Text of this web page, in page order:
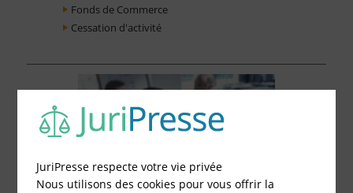
Fonds de Commerce
Cessation d'activité
JuriPresse respecte votre vie privée
Nous utilisons des cookies pour vous offrir la